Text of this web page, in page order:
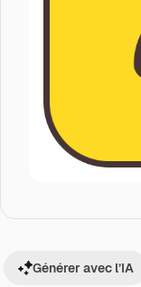
Générer avec l’IA